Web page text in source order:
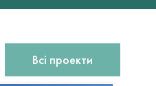
Всі проекти